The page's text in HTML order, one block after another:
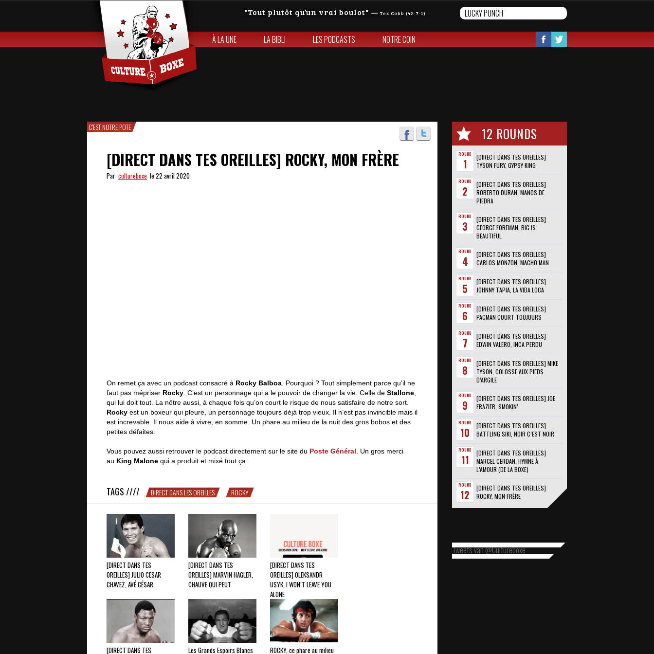
Tout plutôt qu’un vrai boulot — Tex Cobb (42-7-1)
À LA UNE LA BIBLI LES PODCASTS NOTRE COIN
12 ROUNDS
ROUND
1
[DIRECT DANS TES OREILLES]
TYSON FURY, GYPSY KING
ROUND
2
[DIRECT DANS TES OREILLES]
ROBERTO DURAN, MANOS DE
PIEDRA
ROUND
3
[DIRECT DANS TES OREILLES]
GEORGE FOREMAN, BIG IS
BEAUTIFUL
ROUND
4
[DIRECT DANS TES OREILLES]
CARLOS MONZON, MACHO MAN
ROUND
5
[DIRECT DANS TES OREILLES]
JOHNNY TAPIA, LA VIDA LOCA
ROUND
6
[DIRECT DANS TES OREILLES]
PACMAN COURT TOUJOURS
ROUND
7
[DIRECT DANS TES OREILLES]
EDWIN VALERO, INCA PERDU
ROUND
8
[DIRECT DANS TES OREILLES] MIKE
TYSON, COLOSSE AUX PIEDS
D’ARGILE
ROUND
9
[DIRECT DANS TES OREILLES] JOE
FRAZIER, SMOKIN’
ROUND
10
[DIRECT DANS TES OREILLES]
BATTLING SIKI, NOIR C’EST NOIR
ROUND
11
[DIRECT DANS TES OREILLES]
MARCEL CERDAN, HYMNE À
L’AMOUR (DE LA BOXE)
ROUND
12
[DIRECT DANS TES OREILLES]
ROCKY, MON FRÈRE
Tweets van @Cultureboxe
C'EST NOTRE POTE
[DIRECT DANS TES OREILLES] ROCKY, MON FRÈRE
Par cultureboxe le 22 avril 2020
On remet ça avec un podcast consacré à Rocky Balboa . Pourquoi ? Tout simplement parce qu’il ne
faut pas mépriser Rocky . C’est un personnage qui a le pouvoir de changer la vie. Celle de Stallone
qui lui doit tout. La nôtre aussi, à chaque fois qu’on court le risque de nous satisfaire de notre sort.
Rocky est un boxeur qui pleure, un personnage toujours déjà trop vieux. Il n’est pas invincible mais il
est increvable. Il nous aide à vivre, en somme. Un phare au milieu de la nuit des gros bobos et des
petites défaites.
Vous pouvez aussi retrouver le podcast directement sur le site du Poste Général . Un gros merci
au King Malone qui a produit et mixé tout ça.
TAGS //// DIRECT DANS LES OREILLES ROCKY
[DIRECT DANS TES
OREILLES] JULIO CESAR
CHAVEZ, AVÉ CÉSAR
[DIRECT DANS TES
OREILLES] MARVIN HAGLER,
CHAUVE QUI PEUT
[DIRECT DANS TES
OREILLES] OLEKSANDR
USYK, I WON’T LEAVE YOU
ALONE
[DIRECT DANS TES Les Grands Espoirs Blancs ROCKY, ce phare au milieu